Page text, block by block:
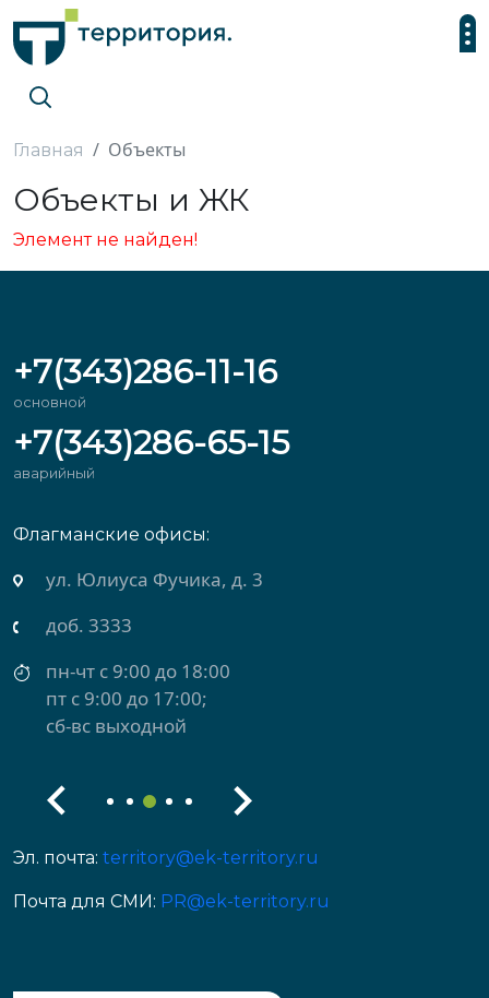
Главная Объекты
Объекты и ЖК
Элемент не найден!
+7(343)286-11-16
основной
+7(343)286-65-15
аварийный
Флагманские офисы:
ул. Юлиуса Фучика, д. 3
доб. 3333
пн-чт с 9:00 до 18:00
пт с 9:00 до 17:00;
сб-вс выходной
Эл. почта: territory@ek-territory.ru
Почта для СМИ: PR@ek-territory.ru